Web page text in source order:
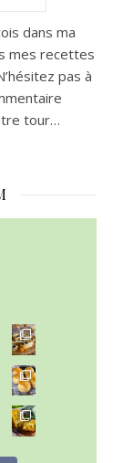
dans ma
mes recettes
pas à
tour…
~ FINANCIERS MYRTILLES ET CITRON ~
Aujourd'hu
~ BUNS MAISON ~
Un peu de boulange par ici au